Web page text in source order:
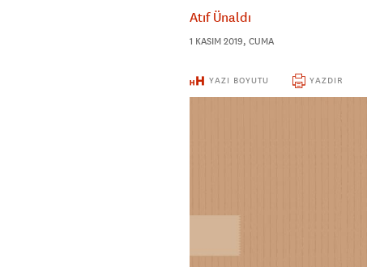
Atıf Ünaldı
1 KASIM 2019, CUMA
YAZI BOYUTU YAZDIR